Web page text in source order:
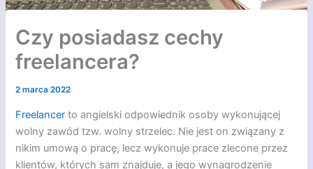
Czy posiadasz cechy
freelancera?
2 marca 2022
Freelancer to angielski odpowiednik osoby wykonującej
wolny zawód tzw. wolny strzelec. Nie jest on związany z
nikim umową o pracę, lecz wykonuje prace zlecone przez
klientów, których sam znajduje, a jego wynagrodzenie